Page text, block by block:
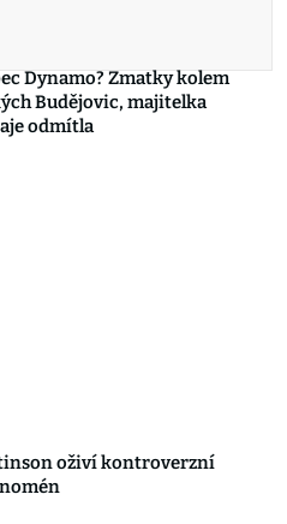
Dynamo? Zmatky kolem
Budějovic, majitelka
odmítla
oživí kontroverzní